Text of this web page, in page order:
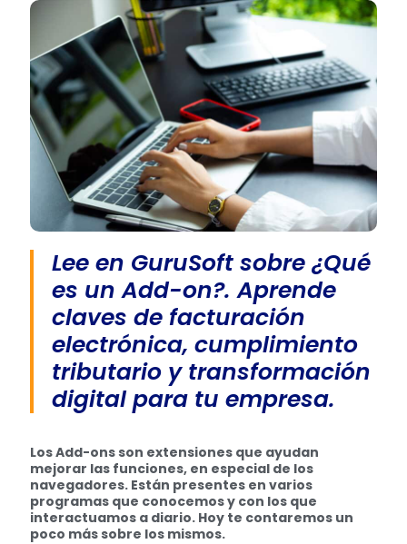
Lee en GuruSoft sobre ¿Qué
es un Add-on?. Aprende
claves de facturación
electrónica, cumplimiento
tributario y transformación
digital para tu empresa.
Los Add-ons son extensiones que ayudan
mejorar las funciones, en especial de los
navegadores. Están presentes en varios
programas que conocemos y con los que
interactuamos a diario. Hoy te contaremos un
poco más sobre los mismos.